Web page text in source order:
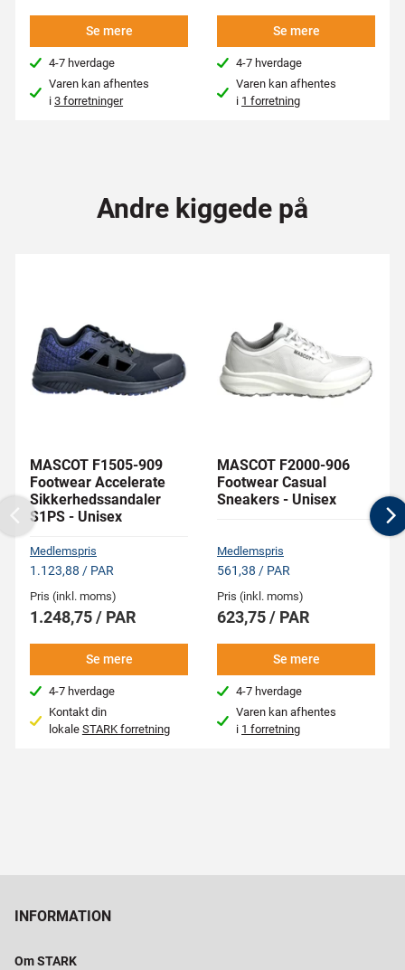
Se mere
4-7 hverdage
Varen kan afhentes
i3 forretninger
Se mere
4-7 hverdage
Varen kan afhentes
i 1 forretning
Andre kiggede på
MASCOT F1505-909
Footwear Accelerate
Sikkerhedssandaler
S1PS - Unisex
Medlemspris
1.123,88 / PAR
Pris (inkl. moms)
1.248,75 / PAR
Se mere
4-7 hverdage
Kontakt din
lokale STARK forretning
MASCOT F2000-906
Footwear Casual
Sneakers - Unisex
Medlemspris
561,38 / PAR
Pris (inkl. moms)
623,75 / PAR
Se mere
4-7 hverdage
Varen kan afhentes
i 1 forretning
Previous
INFORMATION
Om STARK